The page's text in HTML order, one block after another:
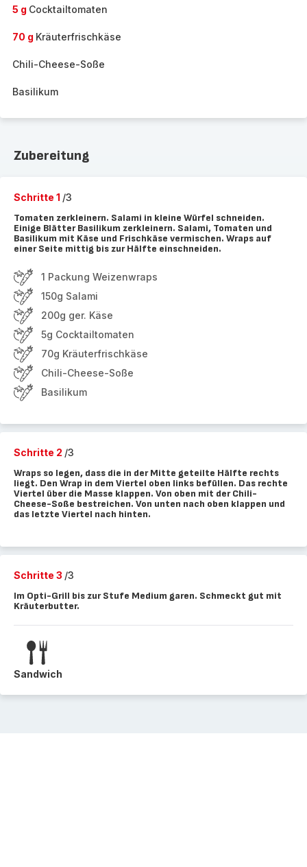
5 g Cocktailtomaten
70 g Kräuterfrischkäse
Chili-Cheese-Soße
Basilikum
Zubereitung
Schritte 1 /3
Tomaten zerkleinern. Salami in kleine Würfel schneiden.
Einige Blätter Basilikum zerkleinern. Salami, Tomaten und
Basilikum mit Käse und Frischkäse vermischen. Wraps auf
einer Seite mittig bis zur Hälfte einschneiden.
1 Packung Weizenwraps
150g Salami
200g ger. Käse
5g Cocktailtomaten
70g Kräuterfrischkäse
Chili-Cheese-Soße
Basilikum
Schritte 2 /3
Wraps so legen, dass die in der Mitte geteilte Hälfte rechts
liegt. Den Wrap in dem Viertel oben links befüllen. Das rechte
Viertel über die Masse klappen. Von oben mit der Chili-
Cheese-Soße bestreichen. Von unten nach oben klappen und
das letzte Viertel nach hinten.
Schritte 3 /3
Im Opti-Grill bis zur Stufe Medium garen. Schmeckt gut mit
Kräuterbutter.
Sandwich